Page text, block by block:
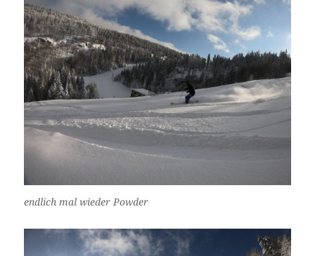
endlich mal wieder Powder